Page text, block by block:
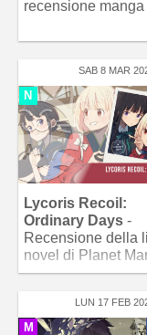
recensione manga
SAB 8 MAR
N
Lycoris Recoil:
Ordinary Days -
Recensione della
novel di Planet
LUN 17 FEB
M